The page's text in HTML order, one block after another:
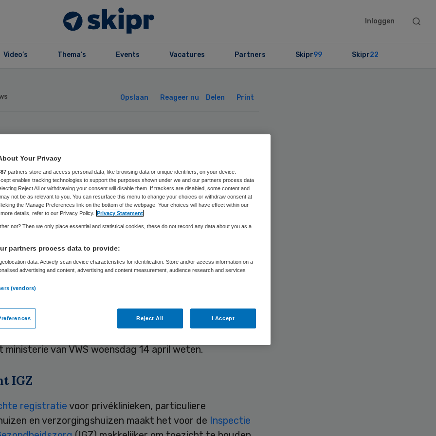
Inloggen
Search
Video’s Thema’s Events Vacatures Partners Skipr99 Skipr22
Opslaan Reageer nu Delen Print
wet regelt
voor
Skipr Redactie 14 april 2010,18:32
particuliere verpleeghuizen en
gaat binnenkort een registratieplicht gelden. De
wordt opgenomen in de nieuwe wet ‘Wet
ministerie van VWS woensdag 14 april weten.
IGZ
registratie voor privéklinieken, particuliere
en verzorgingshuizen maakt het voor de Inspectie
Your Privacy
partners store and access personal data, like browsing data or unique identifiers, on your device.
enables tracking technologies to support the purposes shown under we and our partners process data
Reject All or withdrawing your consent will disable them. If trackers are disabled, some content and
not be as relevant to you. You can resurface this menu to change your choices or withdraw consent at
the Manage Preferences link on the bottom of the webpage. Your choices will have effect within our
details, refer to our Privacy Policy. Privacy Statement
not? Then we only place essential and statistical cookies, these do not record any data about you as a
partners process data to provide:
data. Actively scan device characteristics for identification. Store and/or access information on a
advertising and content, advertising and content measurement, audience research and services
(vendors)
Reject All I Accept